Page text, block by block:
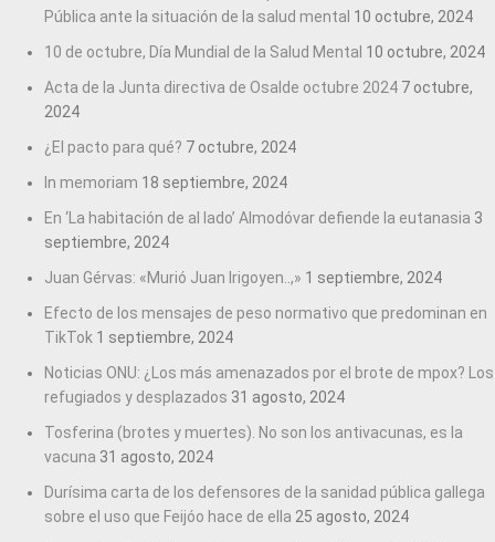
Pública ante la situación de la salud mental 10 octubre, 2024
10 de octubre, Día Mundial de la Salud Mental 10 octubre, 2024
Acta de la Junta directiva de Osalde octubre 2024 7 octubre,
2024
¿El pacto para qué? 7 octubre, 2024
In memoriam 18 septiembre, 2024
En ‘La habitación de al lado’ Almodóvar defiende la eutanasia 3
septiembre, 2024
Juan Gérvas: «Murió Juan Irigoyen..,» 1 septiembre, 2024
Efecto de los mensajes de peso normativo que predominan en
TikTok 1 septiembre, 2024
Noticias ONU: ¿Los más amenazados por el brote de mpox? Los
refugiados y desplazados 31 agosto, 2024
Tosferina (brotes y muertes). No son los antivacunas, es la
vacuna 31 agosto, 2024
Durísima carta de los defensores de la sanidad pública gallega
sobre el uso que Feijóo hace de ella 25 agosto, 2024